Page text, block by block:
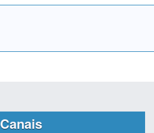
Canais